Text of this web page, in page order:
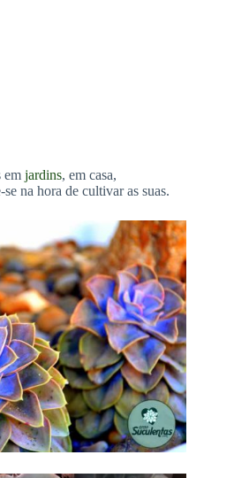
em jardins, em casa,
na hora de cultivar as suas.